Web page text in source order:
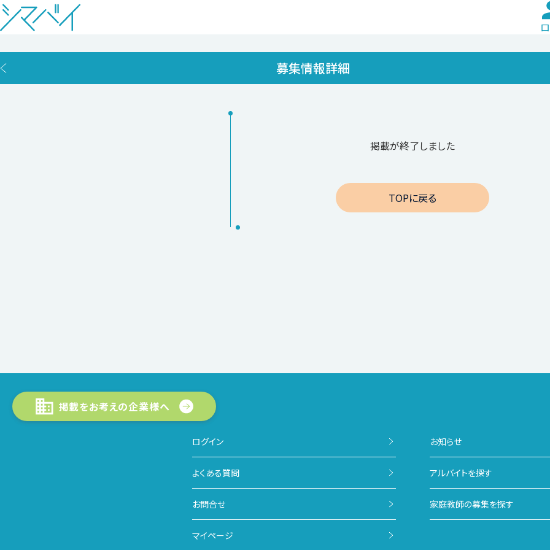
募集情報詳細
掲載が終了しました
TOPに戻る
掲載をお考えの企業様へ
ログイン
アルバイトを探す
家庭教師の募集を探す
お知らせ
よくある質問
お問合せ
マイページ